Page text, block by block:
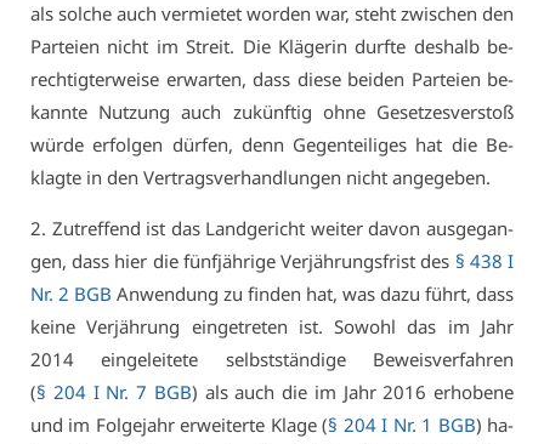
als sol­che auch ver­mie­tet wor­den war, steht zwi­schen den
Par­tei­en nicht im Streit. Die Klä­ge­rin durf­te des­halb be­
rech­tig­ter­wei­se er­war­ten, dass die­se bei­den Par­tei­en be­
kann­te Nut­zung auch zu­künf­tig oh­ne Ge­set­zes­ver­stoß
wür­de er­fol­gen dür­fen, denn Ge­gen­tei­li­ges hat die Be­
klag­te in den Ver­trags­ver­hand­lun­gen nicht an­ge­ge­ben.
2. Zu­tref­fend ist das Land­ge­richt wei­ter da­von aus­ge­gan­
gen, dass hier die fünf­jäh­ri­ge Ver­jäh­rungs­frist des § 438 I
Nr. 2 BGB An­wen­dung zu fin­den hat, was da­zu führt, dass
kei­ne Ver­jäh­rung ein­ge­tre­ten ist. So­wohl das im Jahr
2014 ein­ge­lei­te­te selbst­stän­di­ge Be­weis­ver­fah­ren
(§ 204 I Nr. 7 BGB) als auch die im Jahr 2016 er­ho­be­ne
und im Fol­ge­jahr er­wei­ter­te Kla­ge (§ 204 I Nr. 1 BGB) ha­